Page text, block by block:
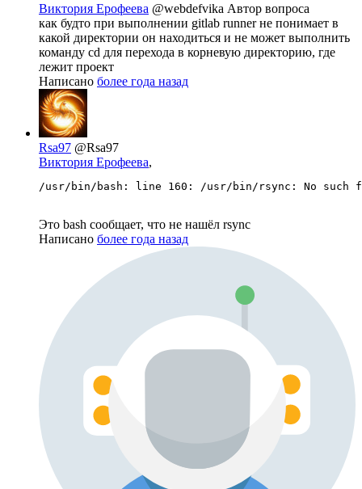
Виктория Ерофеева @webdefvika Автор вопроса
как будто при выполнении gitlab runner не понимает в
какой директории он находиться и не может выполнить
команду cd для перехода в корневую директорию, где
лежит проект
Написано более года назад
Rsa97 @Rsa97
Виктория Ерофеева,
/usr/bin/bash: line 160: /usr/bin/rsync: No
Это bash сообщает, что не нашёл rsync
Написано более года назад